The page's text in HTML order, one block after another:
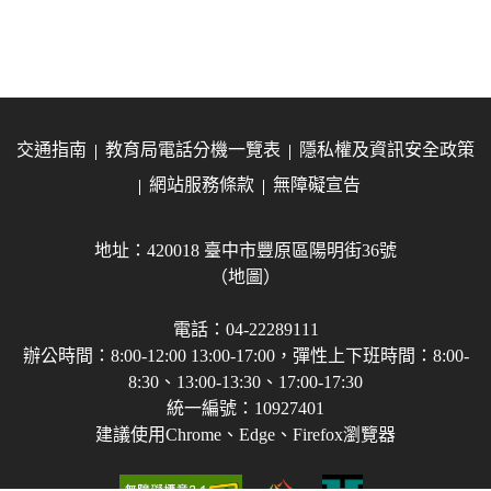
交通指南 教育局電話分機一覽表
隱私權及資訊安全政策
網站服務條款
無障礙宣告
地址：420018 臺中市豐原區陽明街36號
（地圖）
電話：04-22289111
辦公時間：8:00-12:00 13:00-17:00，彈性上下班時間：8:00-
8:30、13:00-13:30、17:00-17:30
統一編號：10927401
建議使用Chrome、Edge、Firefox瀏覽器